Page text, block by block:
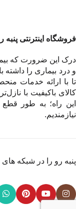
فروشگاه اینترنتی پنبه
درک این ضرورت که
و درد بیماری را داشته
تا با ارائه خدمات
کالای باکیفیت با
این راه؛ به طور
نیازمندیم.
پنبه رو را در شبکه های